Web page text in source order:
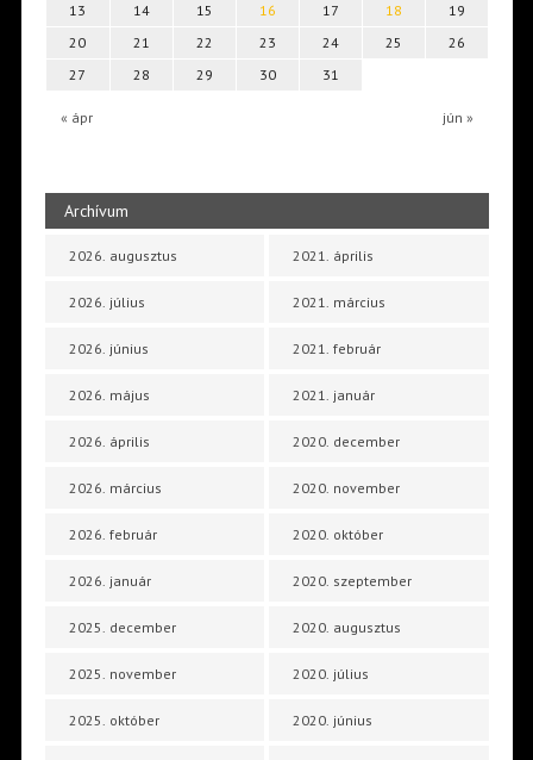
« ápr jún »
13
14 15 16 17 18
19
20
21 22 23 24 25
26
27
28 29 30 31
Archívum
2026. augusztus
2026. július
2026. június
2026. május
2026. április
2026. március
2026. február
2026. január
2025. december
2025. november
2025. október
2021. április
2021. március
2021. február
2021. január
2020. december
2020. november
2020. október
2020. szeptember
2020. augusztus
2020. július
2020. június